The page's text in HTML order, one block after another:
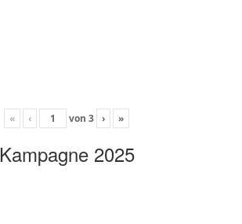
« ‹ von 3 › »
Kampagne 2025